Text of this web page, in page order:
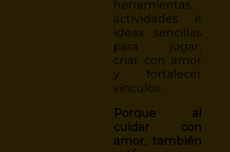
herramientas,
actividades e
ideas sencillas
para jugar,
criar con amor
y fortalecer
vínculos.
Porque al
cuidar con
amor, también